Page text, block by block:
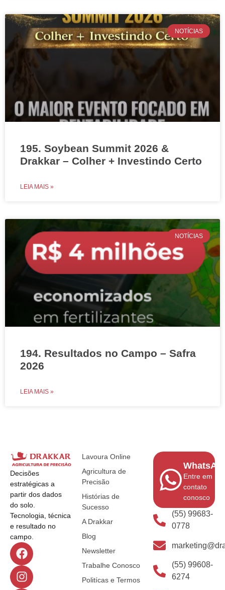
NOTÍCIAS
195. Soybean Summit 2026 &
Drakkar – Colher + Investindo Certo
LEIA MAIS »
NOTÍCIAS
194. Resultados no Campo – Safra
2026
LEIA MAIS »
Decisões
estratégicas a
partir dos dados
do solo.
Tecnologia, técnica
e resultado no
campo.
Lavoura Online
Agricultura de
Precisão
Histórias de
Sucesso
A Drakkar
Blog
Newsletter
Trabalhe Conosco
Politícas e Termos
Entre em
contato
conosco
(55) 99683-
0778
(55) 99608-
6274